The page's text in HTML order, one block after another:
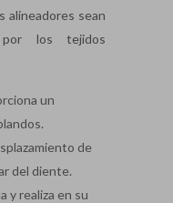
alineadores sean
por los tejidos
un
de
del diente.
y realiza en su